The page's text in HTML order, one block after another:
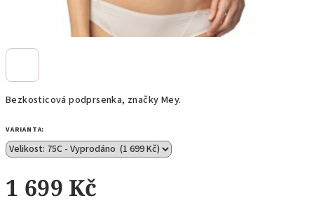
Bezkosticová podprsenka, značky Mey.
VARIANTA:
1 699 Kč